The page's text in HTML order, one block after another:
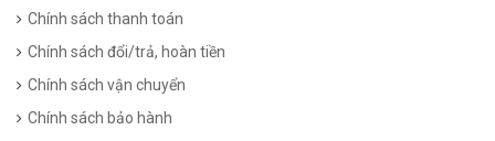
Chính sách thanh toán
Chính sách đổi/trả, hoàn tiền
Chính sách vận chuyển
Chính sách bảo hành